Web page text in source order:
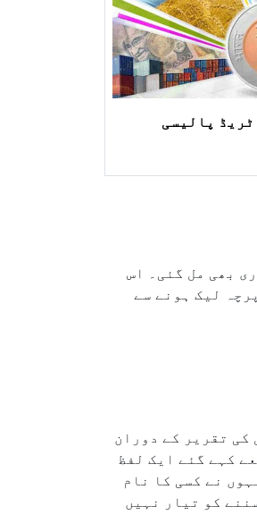
پالیسی
بھی مل گئی۔ اس
لیک ہونے سے
کی تقریر کے دوران
کہے گئے ایک لفظ
نے کسی کا نام
کو تیار نہیں